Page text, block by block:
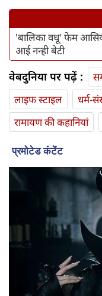
'बालिका वधू' फेम
आई नन्ही बेटी
वेबदुनिया पर पढ़ें :
लाइफ स्‍टाइल
धर्म-
रामायण की कहानियां